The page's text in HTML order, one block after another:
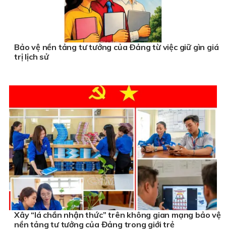
Bảo vệ nền tảng tư tưởng của Ðảng từ việc giữ gìn giá
trị lịch sử
Xây “lá chắn nhận thức” trên không gian mạng bảo vệ
nền tảng tư tưởng của Đảng trong giới trẻ